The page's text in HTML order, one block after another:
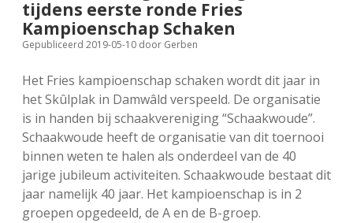
FSB: Schaakwoude II
FSB: Schaakwoude III
Koppelingen
Sponsoren
facebook
instagram
tijdens eerste ronde Fries
Kampioenschap Schaken
Gepubliceerd 2019-05-10 door Gerben
Het Fries kampioenschap schaken wordt dit jaar in
het Skûlplak in Damwâld verspeeld. De organisatie
is in handen bij schaakvereniging “Schaakwoude”.
Schaakwoude heeft de organisatie van dit toernooi
binnen weten te halen als onderdeel van de 40
jarige jubileum activiteiten. Schaakwoude bestaat dit
jaar namelijk 40 jaar. Het kampioenschap is in 2
groepen opgedeeld, de A en de B-groep.